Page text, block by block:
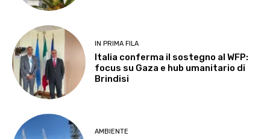
IN PRIMA FILA
Italia conferma il sostegno al WFP:
focus su Gaza e hub umanitario di
Brindisi
AMBIENTE